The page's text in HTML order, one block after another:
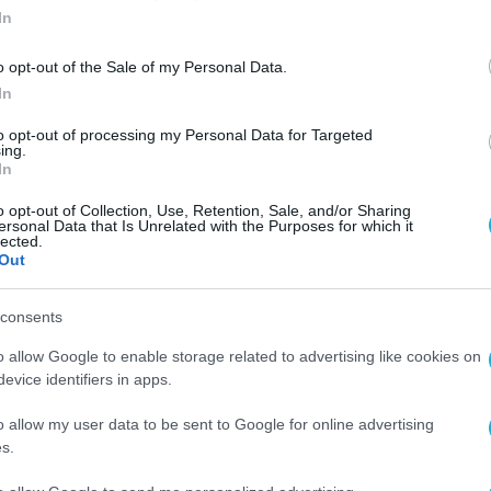
opt-out of the Sale of my Personal Data.
opt-out of processing my Personal Data for Targeted
opt-out of Collection, Use, Retention, Sale, and/or Sharing
Data that Is Unrelated with the Purposes for which it
allow Google to enable storage related to advertising like cookies on
identifiers in apps.
allow my user data to be sent to Google for online advertising
ΤΟΠΙΚΗ ΑΥΤΟΔΙΟΙΚΗΣΗ
Παρακολούθησης Επιδόσεων
deiktesOTA.gov.gr